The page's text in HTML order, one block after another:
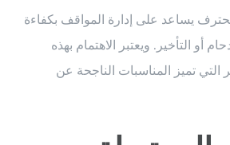
يساعد على إدارة المواقف بكفاءة
أو التأخير. ويعتبر الاهتمام بهذه
التي تميز المناسبات الناجحة عن